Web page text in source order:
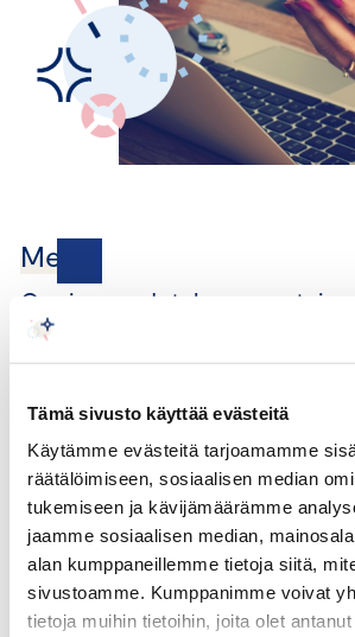
Tämä sivusto käyttää evästeitä
Käytämme evästeitä tarjoamamme
räätälöimiseen, sosiaalisen median
tukemiseen ja kävijämäärämme
jaamme sosiaalisen median,
alan kumppaneillemme tietoja siitä,
sivustoamme. Kumppanimme voivat
tietoja muihin tietoihin, joita olet
Media
Our image database
Central Chamber of
CENTRAL CHAMBER OF
LOGOS
Didn’t you find what you were looking
Contact viestinta@chamber.fi